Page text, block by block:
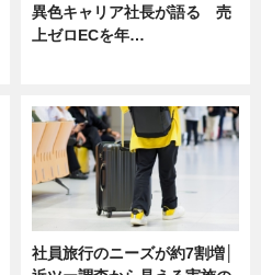
異色キャリア社長が語る 売
上ゼロECを年…
社員旅行のニーズが約7割増│